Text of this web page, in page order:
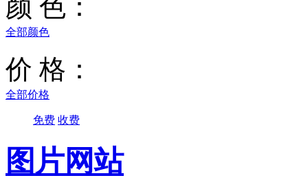
颜 色：
全部颜色
价 格：
全部价格
免费 收费
图片网站